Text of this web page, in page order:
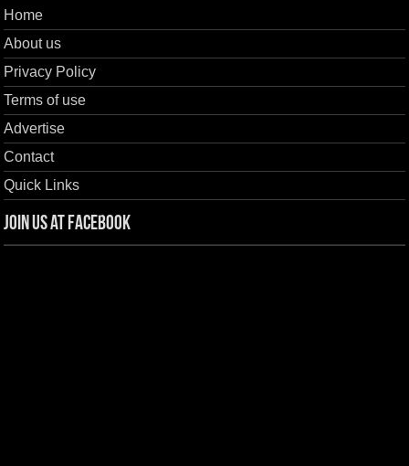
Home
About us
Privacy Policy
Terms of use
Advertise
Contact
Quick Links
Join us at Facebook